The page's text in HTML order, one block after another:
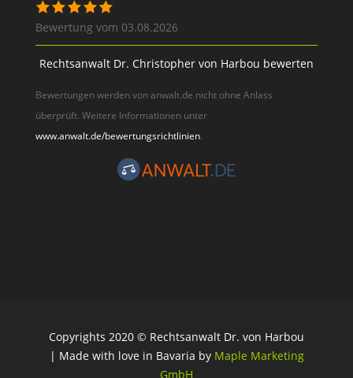
Bewertung vom 03.08.2026
Rechtsanwalt Dr. Christopher von Harbou bewerten
Bewertungen werden von anwalt.de nicht ohne Anlass
überprüft. Weitere Informationen unter
www.anwalt.de/bewertungsrichtlinien.
Copyrights 2020 © Rechtsanwalt Dr. von Harbou
| Made with love in Bavaria by Maple Marketing
GmbH